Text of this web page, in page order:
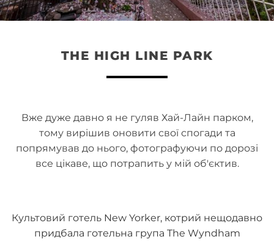
THE HIGH LINE PARK
Вже дуже давно я не гуляв Хай-Лайн парком,
тому вирішив оновити свої спогади та
попрямував до нього, фотографуючи по дорозі
все цікаве, що потрапить у мій об'єктив.
Культовий готель New Yorker, котрий нещодавно
придбала готельна група The Wyndham